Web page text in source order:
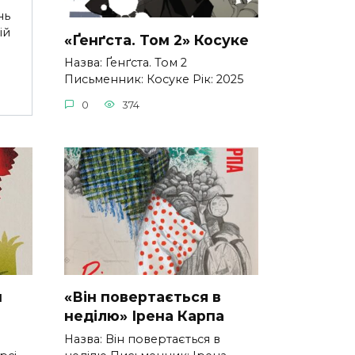
«Ґенґста. Том 2» Косуке
Назва: Ґенґста. Том 2
Письменник: Косуке Рік: 2025
0 374
«Він повертається в
неділю» Ірена Карпа
Назва: Він повертається в